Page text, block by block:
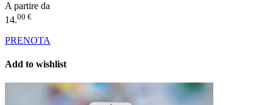
A partire da
14.00 €
PRENOTA
Add to wishlist